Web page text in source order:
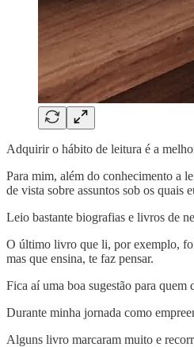
Adquirir o hábito de leitura é a
Para mim, além do conhecimento a
de vista sobre assuntos sob os quais
Leio bastante biografias e livros de
O último livro que li, por exemplo,
mas que ensina, te faz pensar.
Fica aí uma boa sugestão para
Durante minha jornada como
Alguns livro marcaram muito e